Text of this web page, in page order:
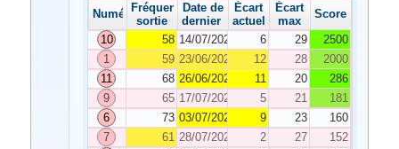
NuméroFréquence de
sortie
Date de
dernier tirage
Écart
actuel
Écart
max
Score
10
58 14/07/2020 6 29
2500
1
59 23/06/2020 12 28
2000
11
68 26/06/2020 11 20
286
9
65 17/07/2020 5 21
181
6
73 03/07/2020 9 23
160
7
61 28/07/2020 2 27
152